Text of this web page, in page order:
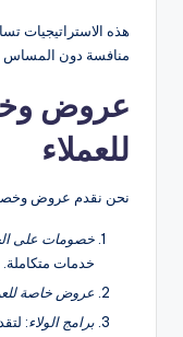
هذه الاستراتيجيات
منافسة دون المساس
عروض
للعملاء
نحن نقدم عروض
خصومات على
خدمات متكاملة.
عروض خاصة
برامج الولاء: